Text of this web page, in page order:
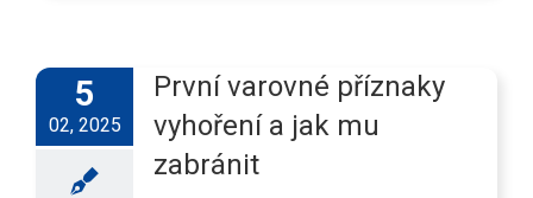
5
02, 2025
První varovné příznaky
vyhoření a jak mu
zabránit